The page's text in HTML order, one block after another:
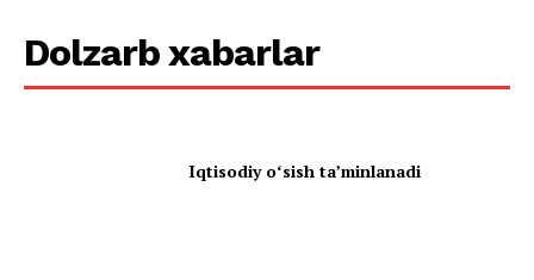
Dolzarb xabarlar
Iqtisodiy oʻsish taʼminlanadi